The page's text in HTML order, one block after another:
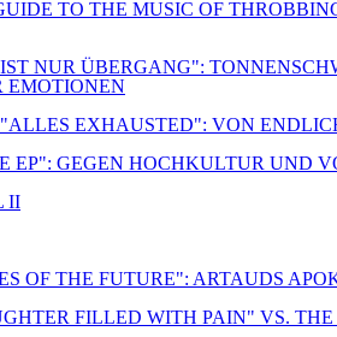
TO THE MUSIC OF
NUR ÜBERGANG":
EMOTIONEN
EXHAUSTED": VON
EP": GEGEN HOCHKULTUR UND
II
OF THE FUTURE": ARTAUDS
FILLED WITH PAIN" VS.